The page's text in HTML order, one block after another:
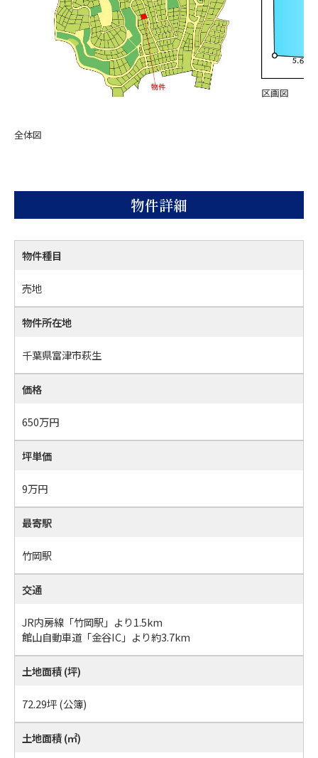
全体図
区画図
物件詳細
物件種目
売地
物件所在地
千葉県富津市萩生
価格
650万円
坪単価
9万円
最寄駅
竹岡駅
交通
JR内房線「竹岡駅」より1.5km
館山自動車道「金谷IC」より約3.7km
土地面積 (坪)
72.29坪 (公簿)
土地面積 (㎡)